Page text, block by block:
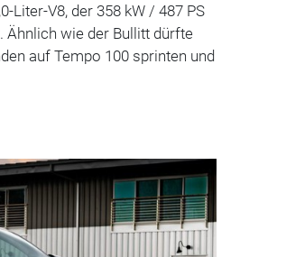
Liter-V8, der 358 kW / 487 PS
Ähnlich wie der Bullitt dürfte
auf Tempo 100 sprinten und